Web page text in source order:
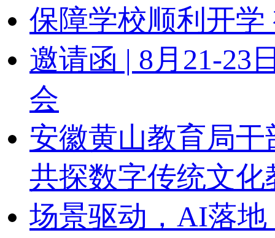
保障学校顺利开
邀请函 | 8月21-23
会
安徽黄山教育局
共探数字传统文化
场景驱动，AI落